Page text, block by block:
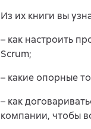
Из их книги вы
– как настроить
Scrum;
– какие опорные
– как
компании, чтобы